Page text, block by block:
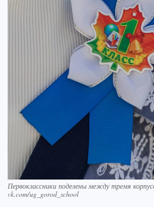
Первоклассники поделены между тремя
vk.com/ug_gorod_school